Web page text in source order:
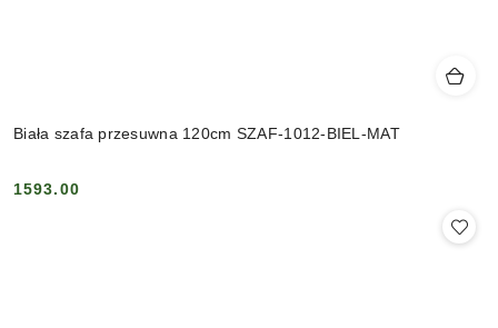
Biała szafa przesuwna 120cm SZAF-1012-BIEL-MAT
Cena:
1593.00